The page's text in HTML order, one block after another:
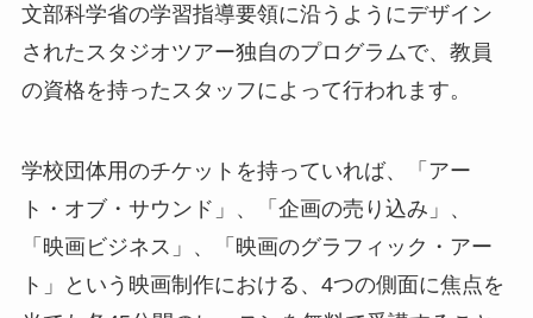
文部科学省の学習指導要領に沿うようにデザイン
されたスタジオツアー独自のプログラムで、教員
の資格を持ったスタッフによって行われます。
学校団体用のチケットを持っていれば、「アー
ト・オブ・サウンド」、「企画の売り込み」、
「映画ビジネス」、「映画のグラフィック・アー
ト」という映画制作における、4つの側面に焦点を